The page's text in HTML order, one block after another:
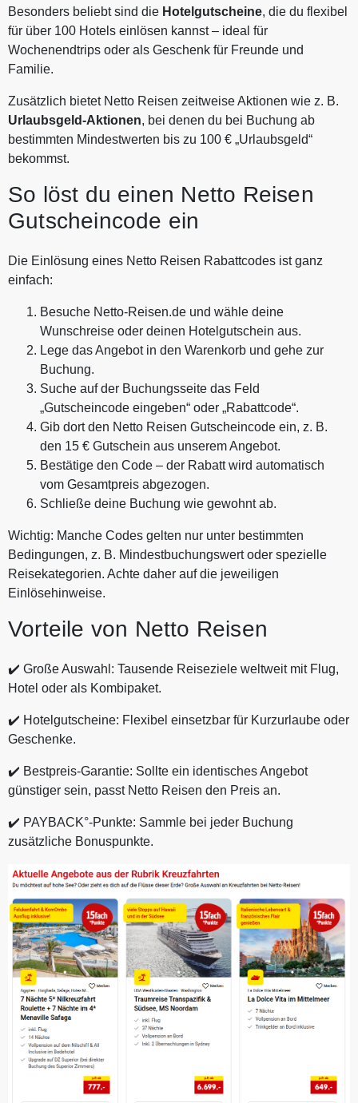
Besonders beliebt sind die Hotelgutscheine, die du flexibel
für über 100 Hotels einlösen kannst – ideal für
Wochenendtrips oder als Geschenk für Freunde und
Familie.
Zusätzlich bietet Netto Reisen zeitweise Aktionen wie z. B.
Urlaubsgeld-Aktionen, bei denen du bei Buchung ab
bestimmten Mindestwerten bis zu 100 € „Urlaubsgeld“
bekommst.
So löst du einen Netto Reisen
Gutscheincode ein
Die Einlösung eines Netto Reisen Rabattcodes ist ganz
einfach:
Besuche Netto-Reisen.de und wähle deine
Wunschreise oder deinen Hotelgutschein aus.
Lege das Angebot in den Warenkorb und gehe zur
Buchung.
Suche auf der Buchungsseite das Feld
„Gutscheincode eingeben“ oder „Rabattcode“.
Gib dort den Netto Reisen Gutscheincode ein, z. B.
den 15 € Gutschein aus unserem Angebot.
Bestätige den Code – der Rabatt wird automatisch
vom Gesamtpreis abgezogen.
Schließe deine Buchung wie gewohnt ab.
Wichtig: Manche Codes gelten nur unter bestimmten
Bedingungen, z. B. Mindestbuchungswert oder spezielle
Reisekategorien. Achte daher auf die jeweiligen
Einlösehinweise.
Vorteile von Netto Reisen
✔️ Große Auswahl: Tausende Reiseziele weltweit mit Flug,
Hotel oder als Kombipaket.
✔️ Hotelgutscheine: Flexibel einsetzbar für Kurzurlaube oder
Geschenke.
✔️ Bestpreis-Garantie: Sollte ein identisches Angebot
günstiger sein, passt Netto Reisen den Preis an.
✔️ PAYBACK°-Punkte: Sammle bei jeder Buchung
zusätzliche Bonuspunkte.